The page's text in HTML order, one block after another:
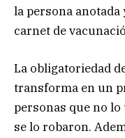
la persona
carnet de
La obligatoriedad
transforma en un
personas que no
se lo robaron.